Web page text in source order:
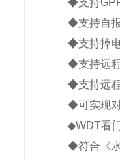
◆支持
◆支持自
◆支持掉
◆支持远
◆支持远
◆可实现
◆WDT看
◆符合《